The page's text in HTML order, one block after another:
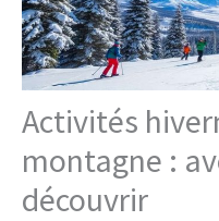
Activités
montagne :
découvrir
r